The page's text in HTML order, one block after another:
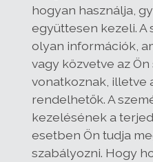
hogyan használja,
együttesen kezeli. A
olyan információk,
vagy közvetve az
vonatkoznak, illetve
rendelhetők. A
kezelésének a
esetben Ön tudja
szabályozni. Hogy